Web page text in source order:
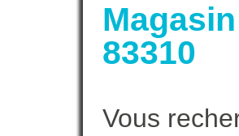
83310
Vous